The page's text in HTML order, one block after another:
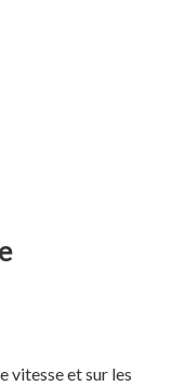
vitesse et sur les